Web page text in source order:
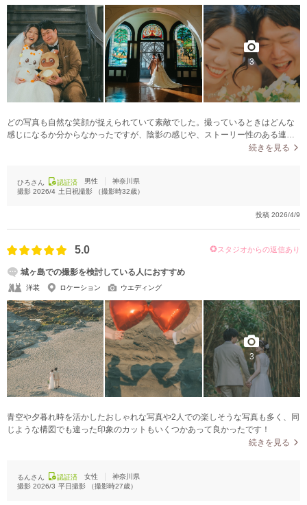
3
どの写真も自然な笑顔が捉えられていて素敵でした。撮っているときはどんな
感じになるか分からなかったですが、陰影の感じや、ストーリー性のある連続
続きを見る
ひろさん 認証済 男性
神奈川県
撮影 2026/4 土日祝撮影 （撮影時32歳）
投稿 2026/4/9
5.0 スタジオからの返信あり
城ヶ島での撮影を検討している人におすすめ
洋装 ロケーション ウエディング
3
青空や夕暮れ時を活かしたおしゃれな写真や2人での楽しそうな写真も多く、同
じような構図でも違った印象のカットもいくつかあって良かったです！
続きを見る
るんさん 認証済 女性
神奈川県
撮影 2026/3 平日撮影 （撮影時27歳）